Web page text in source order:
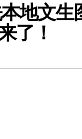
地文生
了！